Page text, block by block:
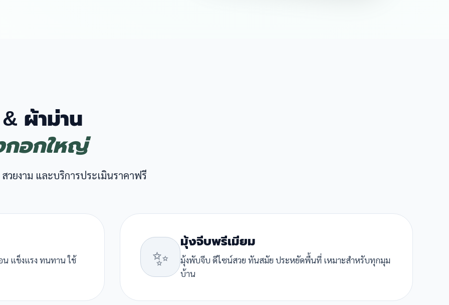
ผ้าม่าน
กอกใหญ่
วยงาม และบริการประเมินราคาฟรี
แข็งแรง ทนทาน ใช้ ✨
มุ้งจีบพรีเมียม
มุ้งพับจีบ ดีไซน์สวย ทันสมัย ประหยัดพื้นที่ เหมาะสำหรับทุกมุม
บ้าน